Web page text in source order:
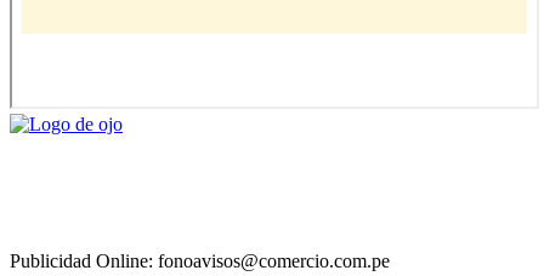
Publicidad Online: fonoavisos@comercio.com.pe